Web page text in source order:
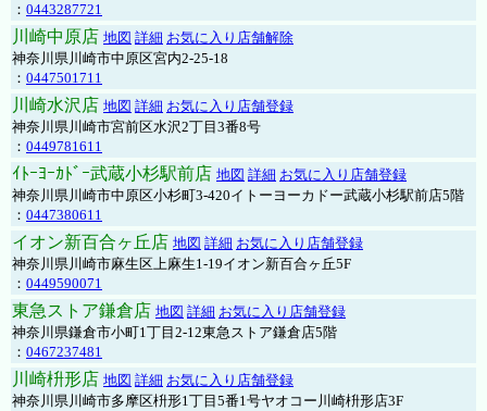
： 0443287721
川崎中原店 地図 詳細 お気に入り店舗解除
神奈川県川崎市中原区宮内2-25-18
： 0447501711
川崎水沢店 地図 詳細 お気に入り店舗登録
神奈川県川崎市宮前区水沢2丁目3番8号
： 0449781611
ｲﾄｰﾖｰｶﾄﾞｰ武蔵小杉駅前店 地図 詳細 お気に入り店舗登録
神奈川県川崎市中原区小杉町3-420イトーヨーカドー武蔵小杉駅前店5階
： 0447380611
イオン新百合ヶ丘店 地図 詳細 お気に入り店舗登録
神奈川県川崎市麻生区上麻生1-19イオン新百合ヶ丘5F
： 0449590071
東急ストア鎌倉店 地図 詳細 お気に入り店舗登録
神奈川県鎌倉市小町1丁目2-12東急ストア鎌倉店5階
： 0467237481
川崎枡形店 地図 詳細 お気に入り店舗登録
神奈川県川崎市多摩区枡形1丁目5番1号ヤオコー川崎枡形店3F